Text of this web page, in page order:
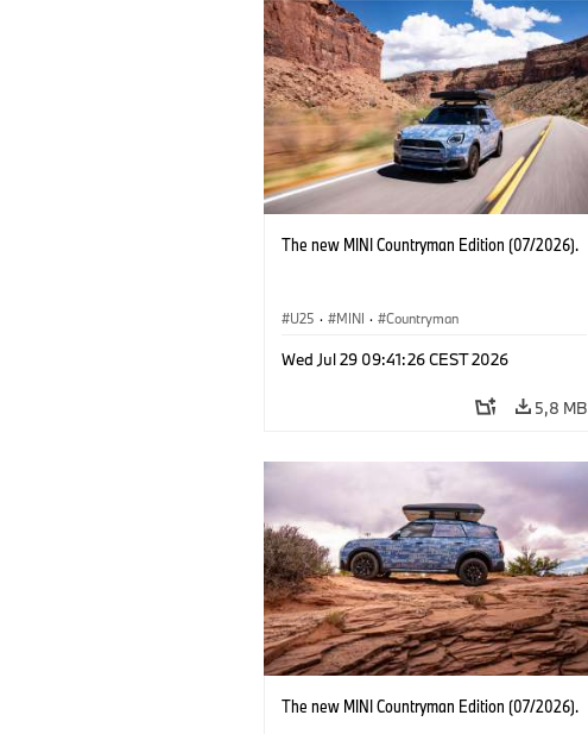
The new MINI Countryman Edition (07/2026).
U25 · MINI · Countryman
Wed Jul 29 09:41:26 CEST 2026
5,8 MB
The new MINI Countryman Edition (07/2026).